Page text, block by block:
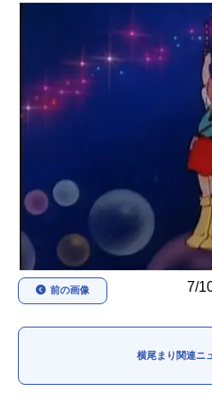
アニメ記事一覧
アニメ映画一覧
秋アニメ
男性声優/女性声優一覧
7/
前の画像
横尾まり関連ニ